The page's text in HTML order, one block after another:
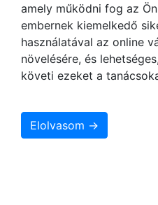
amely működni fog az
embernek kiemelkedő
használatával az online
növelésére, és
követi ezeket a
Elolvasom →